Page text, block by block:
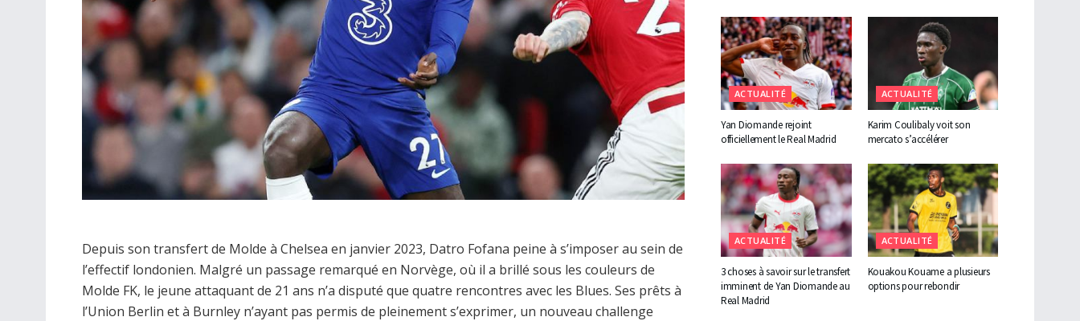
Depuis son transfert de Molde à Chelsea en janvier 2023, Datro Fofana peine à s’imposer au sein de
l’effectif londonien. Malgré un passage remarqué en Norvège, où il a brillé sous les couleurs de
Molde FK, le jeune attaquant de 21 ans n’a disputé que quatre rencontres avec les Blues. Ses prêts à
l’Union Berlin et à Burnley n’ayant pas permis de pleinement s’exprimer, un nouveau challenge
ACTUALITÉ
Yan Diomande rejoint
officiellement le Real Madrid
ACTUALITÉ
Karim Coulibaly voit son
mercato s’accélérer
ACTUALITÉ
3 choses à savoir sur le transfert
imminent de Yan Diomande au
Real Madrid
ACTUALITÉ
Kouakou Kouame a plusieurs
options pour rebondir